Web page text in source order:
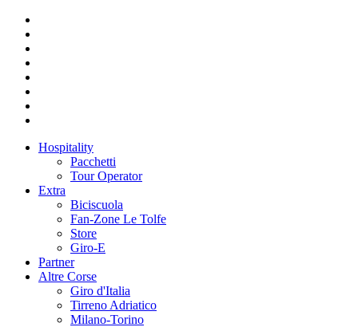
Hospitality
Pacchetti
Tour Operator
Extra
Biciscuola
Fan-Zone Le Tolfe
Store
Giro-E
Partner
Altre Corse
Giro d'Italia
Tirreno Adriatico
Milano-Torino